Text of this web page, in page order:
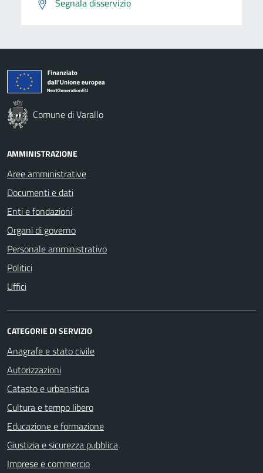
Comune di Varallo
AMMINISTRAZIONE
Aree amministrative
Documenti e dati
Enti e fondazioni
Organi di governo
Personale amministrativo
Politici
Uffici
CATEGORIE DI SERVIZIO
Anagrafe e stato civile
Autorizzazioni
Catasto e urbanistica
Cultura e tempo libero
Educazione e formazione
Giustizia e sicurezza pubblica
Imprese e commercio